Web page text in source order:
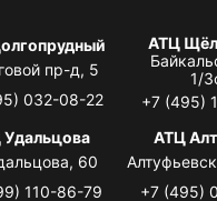
пр-д, 5
032-08-22
АТЦ
1/
+7 (495)
60
110-86-79
АТЦ
+7 (495)